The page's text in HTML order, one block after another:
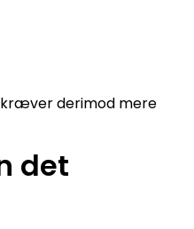
derimod mere
det